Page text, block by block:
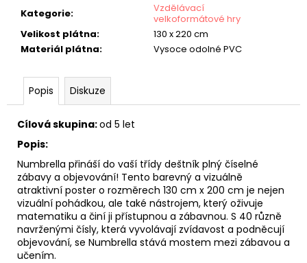
Kategorie:
Vzdělávací
velkoformátové hry
Velikost plátna:
130 x 220 cm
Materiál plátna: Vysoce odolné PVC
Popis Diskuze
Cílová skupina:od 5 let
Popis:
Numbrella přináší do vaší třídy deštník plný číselné
zábavy a objevování! Tento barevný a vizuálně
atraktivní poster o rozměrech 130 cm x 200 cm je nejen
vizuální pohádkou, ale také nástrojem, který oživuje
matematiku a činí ji přístupnou a zábavnou. S 40 různě
navrženými čísly, která vyvolávají zvídavost a podněcují
objevování, se Numbrella stává mostem mezi zábavou a
učením.